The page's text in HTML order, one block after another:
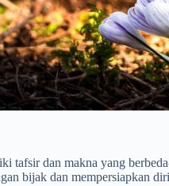
tafsir dan makna yang
bijak dan mempersiapkan